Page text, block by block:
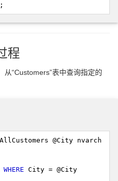
程
“Customers”表中查询指定的
@City nvarch
WHERE City = @City